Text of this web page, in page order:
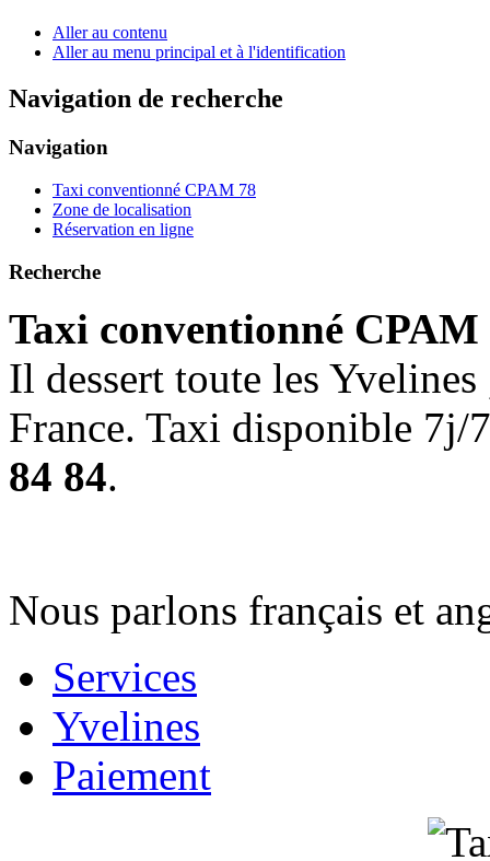
Aller au contenu
Aller au menu principal et à l'identification
Navigation de recherche
Navigation
Taxi conventionné CPAM 78
Zone de localisation
Réservation en ligne
Recherche
Taxi conventionné CPAM
Il dessert toute les
France. Taxi disponible 7j/
84 84.
Nous parlons français et
Services
Yvelines
Paiement